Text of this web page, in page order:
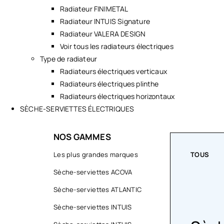
Radiateur FINIMETAL
Radiateur INTUIS Signature
Radiateur VALERA DESIGN
Voir tous les radiateurs électriques
Type de radiateur
Radiateurs électriques verticaux
Radiateurs électriques plinthe
Radiateurs électriques horizontaux
SÈCHE-SERVIETTES ÉLECTRIQUES
NOS GAMMES
Les plus grandes marques
Sèche-serviettes ACOVA
Sèche-serviettes ATLANTIC
Sèche-serviettes INTUIS
TOUS